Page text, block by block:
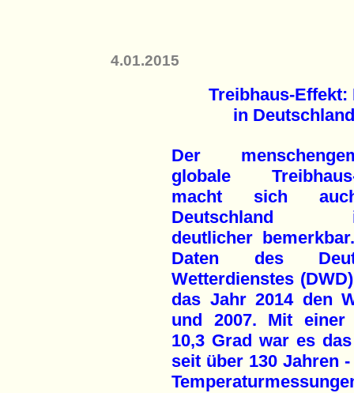
4.01.2015
Treibhaus-
in
Der
globale
macht sich
Deutschland
deutlicher
Daten des
Wetterdienstes
das Jahr 2014 den
und 2007. Mit einer
10,3 Grad war es
seit über 130 Jahren